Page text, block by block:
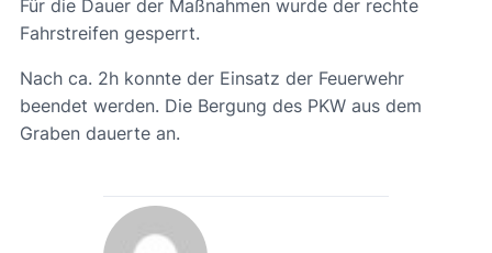
Für die Dauer der Maßnahmen wurde der rechte
Fahrstreifen gesperrt.
Nach ca. 2h konnte der Einsatz der Feuerwehr
beendet werden. Die Bergung des PKW aus dem
Graben dauerte an.